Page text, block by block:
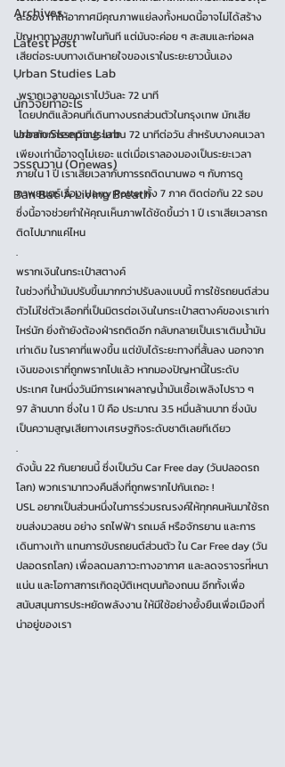
Archives
Latest Post
Urban Studies Lab
นักวิจัยทำอะไร
Urban Sleeping lab
วรรณวาน (Onewas)
Ban Bat: A Living Breath
ละออง ทำให้อากาศมีคุณภาพแย่ลงทั้งหมดนี้อาจไม่ได้สร้าง
ปัญหาทางสุขภาพในทันที แต่มันจะค่อย ๆ สะสมและก่อผล
เสียต่อระบบทางเดินหายใจของเราในระยะยาวนั้นเอง
.
พรากเวลาของเราไปวันละ 72 นาที
เวลากับการรถติดประมาณ 72 นาทีต่อวัน สำหรับบางคนเวลา
เพียงเท่านี้อาจดูไม่เยอะ แต่เมื่อเราลองมองเป็นระยะเวลา
ภายใน 1 ปี เราเสียเวลากับการรถติดนานพอ ๆ กับการดู
ภาพยนตร์เรื่อง Harry Potter ทั้ง 7 ภาค ติดต่อกัน 22 รอบ
ซึ่งนี้อาจช่วยทำให้คุณเห็นภาพได้ชัดขึ้นว่า 1 ปี เราเสียเวลารถ
ติดไปมากแค่ไหน
.
พรากเงินในกระเป๋าสตางค์
ในช่วงที่น้ำมันปรับขึ้นมากกว่าปรับลงแบบนี้ การใช้รถยนต์ส่วน
ตัวไม่ใช่ตัวเลือกที่เป็นมิตรต่อเงินในกระเป๋าสตางค์ของเราเท่า
ไหร่นัก ยิ่งถ้ายังต้องฝ่ารถติดอีก กลับกลายเป็นเราเติมน้ำมัน
เท่าเดิม ในราคาที่แพงขึ้น แต่ขับได้ระยะทางที่สั้นลง นอกจาก
เงินของเราที่ถูกพรากไปแล้ว หากมองปัญหานี้ในระดับ
ประเทศ ในหนึ่งวันมีการเผาผลาญน้ำมันเชื้อเพลิงไปราว ๆ
97 ล้านบาท ซึ่งใน 1 ปี คือ ประมาณ 3.5 หมื่นล้านบาท ซึ่งนับ
เป็นความสูญเสียทางเศรษฐกิจระดับชาติเลยทีเดียว
.
ดังนั้น 22 กันยายนนี้ ซึ่งเป็นวัน Car Free day (วันปลอดรถ
โลก) พวกเรามาทวงคืนสิ่งที่ถูกพรากไปกันเถอะ !
USL อยากเป็นส่วนหนึ่งในการร่วมรณรงค์ให้ทุกคนหันมาใช้รถ
ขนส่งมวลชน อย่าง รถไฟฟ้า รถเมล์ หรือจักรยาน และการ
เดินทางเท้า แทนการขับรถยนต์ส่วนตัว ใน Car Free day (วัน
ปลอดรถโลก) เพื่อลดมลภาวะทางอากาศ และลดจราจรท่ีหนา
แน่น และโอกาสการเกิดอุบัติเหตุบนท้องถนน อีกทั้งเพื่อ
สนับสนุนการประหยัดพลังงาน ให้มีใช้อย่างยั้งยืนเพื่อเมืองที่
น่าอยู่ของเรา